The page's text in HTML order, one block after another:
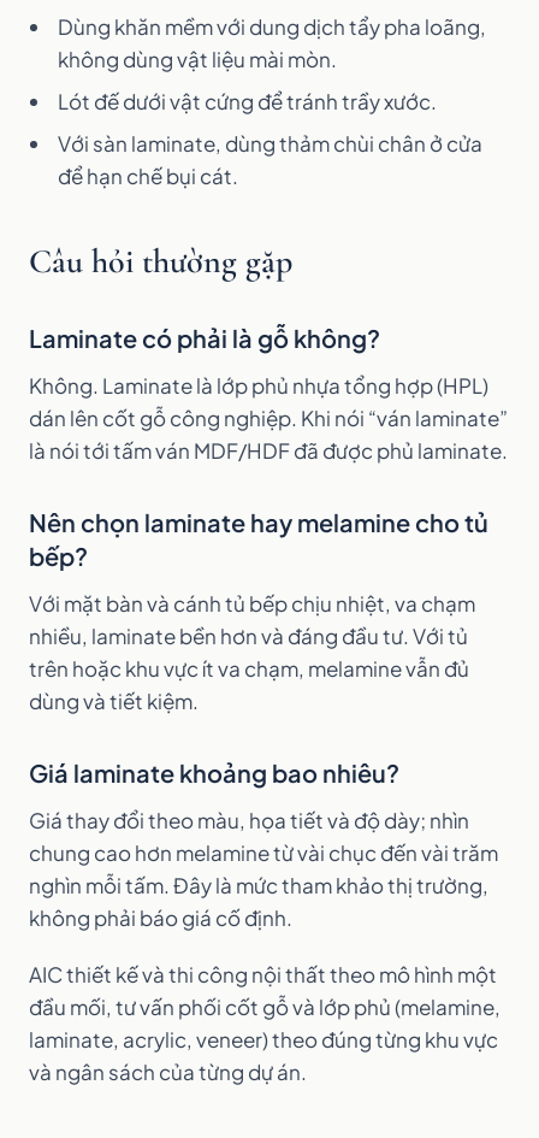
Dùng khăn mềm với dung dịch tẩy pha loãng,
không dùng vật liệu mài mòn.
Lót đế dưới vật cứng để tránh trầy xước.
Với sàn laminate, dùng thảm chùi chân ở cửa
để hạn chế bụi cát.
Câu hỏi thường gặp
Laminate có phải là gỗ không?
Không. Laminate là lớp phủ nhựa tổng hợp (HPL)
dán lên cốt gỗ công nghiệp. Khi nói “ván laminate”
là nói tới tấm ván MDF/HDF đã được phủ laminate.
Nên chọn laminate hay melamine cho tủ
bếp?
Với mặt bàn và cánh tủ bếp chịu nhiệt, va chạm
nhiều, laminate bền hơn và đáng đầu tư. Với tủ
trên hoặc khu vực ít va chạm, melamine vẫn đủ
dùng và tiết kiệm.
Giá laminate khoảng bao nhiêu?
Giá thay đổi theo màu, họa tiết và độ dày; nhìn
chung cao hơn melamine từ vài chục đến vài trăm
nghìn mỗi tấm. Đây là mức tham khảo thị trường,
không phải báo giá cố định.
AIC thiết kế và thi công nội thất theo mô hình một
đầu mối, tư vấn phối cốt gỗ và lớp phủ (melamine,
laminate, acrylic, veneer) theo đúng từng khu vực
và ngân sách của từng dự án.